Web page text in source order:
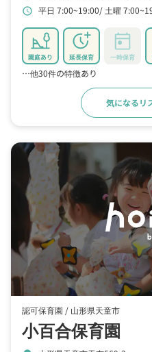
schedule 平日 7:00~19:00 土曜
園庭あり 延長保育 一時保育
…他30件の特徴あり
気になるリ
認可保育園 / 山形県天童市
小百合保育園